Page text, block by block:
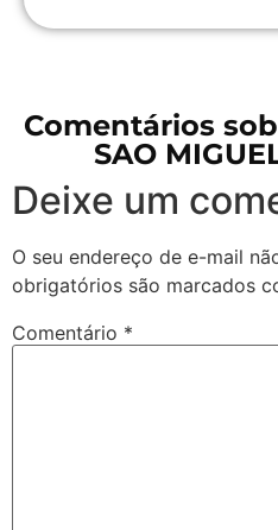
Comentários
SAO
Deixe um
O seu endereço de e-mail
obrigatórios são marcados
Comentário *